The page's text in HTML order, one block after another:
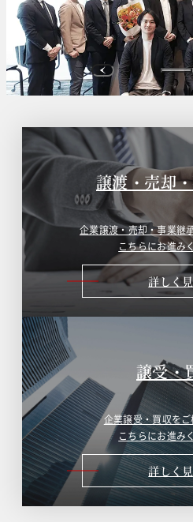
譲渡・売却
企業譲渡・売却・事業継
こちらにお進み
詳しく
譲受・
企業譲受・買収をご
こちらにお進み
詳しく